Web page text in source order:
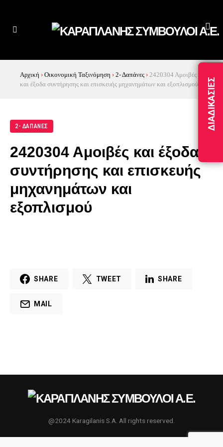
Αρχική › Οικονομική Ταξινόμηση › 2- Δαπάνες › 2420304 Αμοιβές
και έξοδα συντήρησης και επισκευής μηχανημάτων και εξοπλισμού
2- ΔΑΠΆΝΕΣ
2420304 Αμοιβές και έξοδα
συντήρησης και επισκευής
μηχανημάτων και
εξοπλισμού
SHARE TWEET SHARE
MAIL
@2024 Karagilanis S.A. All rights reserved.
ΔΙΑΔΙΚΑΣΊΕΣ